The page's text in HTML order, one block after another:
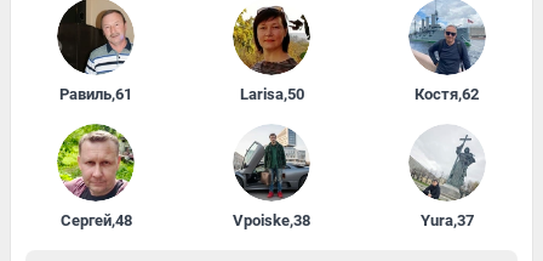
Равиль,61 Larisa,50 Костя,62
Сергей,48 Vpoiske,38 Yura,37